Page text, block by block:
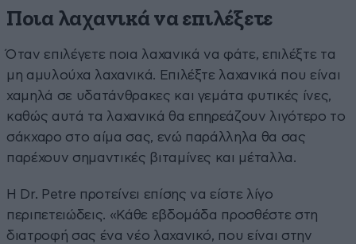
Ποια λαχανικά να επιλέξετε
Όταν επιλέγετε ποια λαχανικά να φάτε, επιλέξτε τα
μη αμυλούχα λαχανικά. Επιλέξτε λαχανικά που είναι
χαμηλά σε υδατάνθρακες και γεμάτα φυτικές ίνες,
καθώς αυτά τα λαχανικά θα επηρεάζουν λιγότερο το
σάκχαρο στο αίμα σας, ενώ παράλληλα θα σας
παρέχουν σημαντικές βιταμίνες και μέταλλα.
Η Dr. Petre προτείνει επίσης να είστε λίγο
περιπετειώδεις. «Κάθε εβδομάδα προσθέστε στη
διατροφή σας ένα νέο λαχανικό, που είναι στην